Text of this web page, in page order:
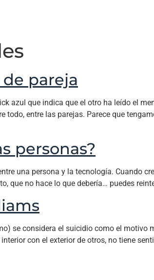
pareja
azul que indica que el otro ha leído el
todo, entre las parejas. Parece que
personas?
una persona y la tecnología. Cuando
que no hace lo que debería… puedes
se considera el suicidio como el motivo
con el exterior de otros, no tiene